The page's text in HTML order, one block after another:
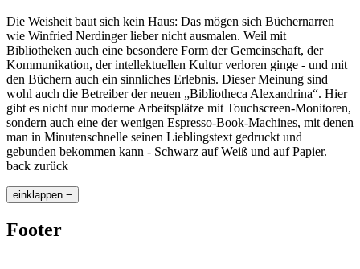
Die Weisheit baut sich kein Haus: Das mögen sich Büchernarren
wie Winfried Nerdinger lieber nicht ausmalen. Weil mit
Bibliotheken auch eine besondere Form der Gemeinschaft, der
Kommunikation, der intellektuellen Kultur verloren ginge - und mit
den Büchern auch ein sinnliches Erlebnis. Dieser Meinung sind
wohl auch die Betreiber der neuen „Bibliotheca Alexandrina“. Hier
gibt es nicht nur moderne Arbeitsplätze mit Touchscreen-Monitoren,
sondern auch eine der wenigen Espresso-Book-Machines, mit denen
man in Minutenschnelle seinen Lieblingstext gedruckt und
gebunden bekommen kann - Schwarz auf Weiß und auf Papier.
back zurück
einklappen −
Footer